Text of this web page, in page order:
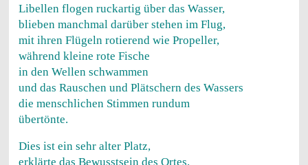
Libellen flogen ruckartig über das Wasser,
blieben manchmal darüber stehen im Flug,
mit ihren Flügeln rotierend wie Propeller,
während kleine rote Fische
in den Wellen schwammen
und das Rauschen und Plätschern des Wassers
die menschlichen Stimmen rundum
übertönte.
Dies ist ein sehr alter Platz,
erklärte das Bewusstsein des Ortes.